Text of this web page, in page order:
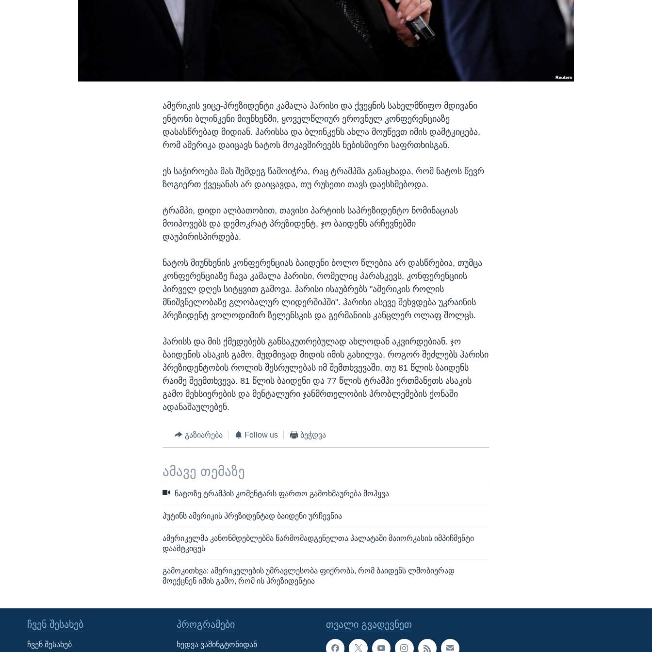
Learning English
ამერიკის ვიცე-პრეზიდენტი კამალა ჰარისი და ქვეყნის სახელმწიფო მდივანი
ენტონი ბლინკენი მიუნხენში, ყოველწლიურ ეროვნულ კონფერენციაზე
დასასწრებად მიდიან. ჰარისსა და ბლინკენს ახლა მოუწევთ იმის დამტკიცება,
რომ ამერიკა დაიცავს ნატოს მოკავშირეებს ნებისმიერი საფრთხისგან.
ეს საჭიროება მას შემდეგ წამოიჭრა, რაც ტრამპმა განაცხადა, რომ ნატოს წევრ
ზოგიერთ ქვეყანას არ დაიცავდა, თუ რუსეთი თავს დაესხმებოდა.
ტრამპი, დიდი ალბათობით, თავისი პარტიის საპრეზიდენტო ნომინაციას
მოიპოვებს და დემოკრატ პრეზიდენტ, ჯო ბაიდენს არჩევნებში
დაუპირისპირდება.
ნატოს მიუნხენის კონფერენციას ბაიდენი ბოლო წლებია არ დასწრებია, თუმცა
კონფერენციაზე ჩავა კამალა ჰარისი, რომელიც პარასკევს, კონფერენციის
პირველ დღეს სიტყვით გამოვა. ჰარისი ისაუბრებს "ამერიკის როლის
მნიშვნელობაზე გლობალურ ლიდერშიპში". ჰარისი ასევე შეხვდება უკრაინის
პრეზიდენტ ვოლოდიმირ ზელენსკის და გერმანიის კანცლერ ოლაფ შოლცს.
ჰარისს და მის ქმედებებს განსაკუთრებულად ახლოდან აკვირდებიან. ჯო
ბაიდენის ასაკის გამო, მუდმივად მიდის იმის გახილვა, როგორ შეძლებს ჰარისი
პრეზიდენტობის როლის შესრულებას იმ შემთხვევაში, თუ 81 წლის ბაიდენს
რაიმე შეემთხვევა. 81 წლის ბაიდენი და 77 წლის ტრამპი ერთმანეთს ასაკის
გამო მეხსიერების და მენტალური ჯანმრთელობის პრობლემების ქონაში
ადანაშაულებენ.
გაზიარება Follow us ბეჭდვა
ამავე თემაზე
ნატოზე ტრამპის კომენტარს ფართო გამოხმაურება მოჰყვა
პუტინს ამერიკის პრეზიდენტად ბაიდენი ურჩევნია
ამერიკელმა კანონმდებლებმა წარმომადგენელთა პალატაში მაიორკასის იმპიჩმენტი
დაამტკიცეს
გამოკითხვა: ამერიკელების უმრავლესობა ფიქრობს, რომ ბაიდენს ლმობიერად
მოექცნენ იმის გამო, რომ ის პრეზიდენტია
ᲗᲕᲐᲚᲘ ᲒᲕᲐᲓᲔᲕᲜᲔᲗ
ᲩᲕᲔᲜ ᲨᲔᲡᲐᲮᲔᲑ
ჩვენ შესახებ
ᲞᲠᲝᲒᲠᲐᲛᲔᲑᲘ
ხედვა ვაშინგტონიდან